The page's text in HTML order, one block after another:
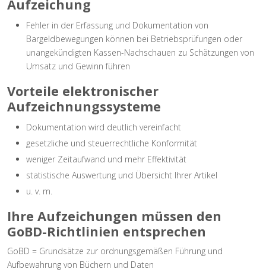
Aufzeichung
Fehler in der Erfassung und Dokumentation von
Bargeldbewegungen können bei Betriebsprüfungen oder
unangekündigten Kassen-Nachschauen zu Schätzungen von
Umsatz und Gewinn führen
Vorteile elektronischer
Aufzeichnungssysteme
Dokumentation wird deutlich vereinfacht
gesetzliche und steuerrechtliche Konformität
weniger Zeitaufwand und mehr Effektivität
statistische Auswertung und Übersicht Ihrer Artikel
u. v. m.
Ihre Aufzeichungen müssen den
GoBD-Richtlinien entsprechen
GoBD = Grundsätze zur ordnungsgemäßen Führung und
Aufbewahrung von Büchern und Daten